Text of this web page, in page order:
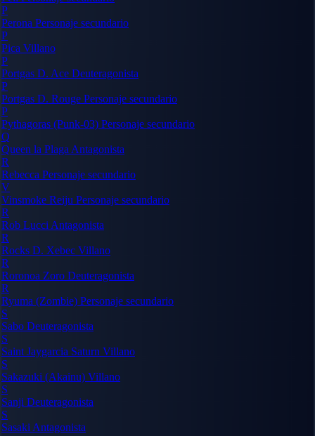
P
Perona Personaje secundario
P
Pica Villano
P
Portgas D. Ace Deuteragonista
P
Portgas D. Rouge Personaje secundario
P
Pythagoras (Punk-03) Personaje secundario
Q
Queen la Plaga Antagonista
R
Rebecca Personaje secundario
V
Vinsmoke Reiju Personaje secundario
R
Rob Lucci Antagonista
R
Rocks D. Xebec Villano
R
Roronoa Zoro Deuteragonista
R
Ryuma (Zombie) Personaje secundario
S
Sabo Deuteragonista
S
Saint Jaygarcia Saturn Villano
S
Sakazuki (Akainu) Villano
S
Sanji Deuteragonista
S
Sasaki Antagonista